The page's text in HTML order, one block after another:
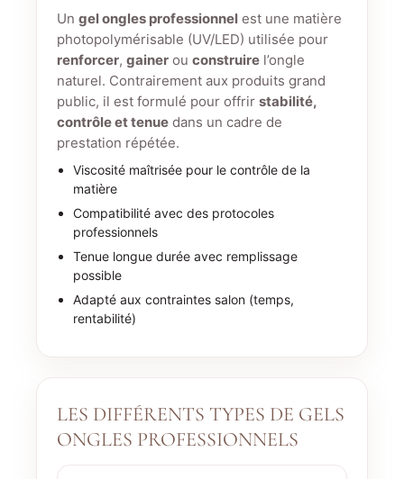
Un gel ongles professionnel est une matière
photopolymérisable (UV/LED) utilisée pour
renforcer, gainer ou construire l’ongle
naturel. Contrairement aux produits grand
public, il est formulé pour offrir stabilité,
contrôle et tenue dans un cadre de
prestation répétée.
Viscosité maîtrisée pour le contrôle de la
matière
Compatibilité avec des protocoles
professionnels
Tenue longue durée avec remplissage
possible
Adapté aux contraintes salon (temps,
rentabilité)
LES DIFFÉRENTS TYPES DE GELS
ONGLES PROFESSIONNELS